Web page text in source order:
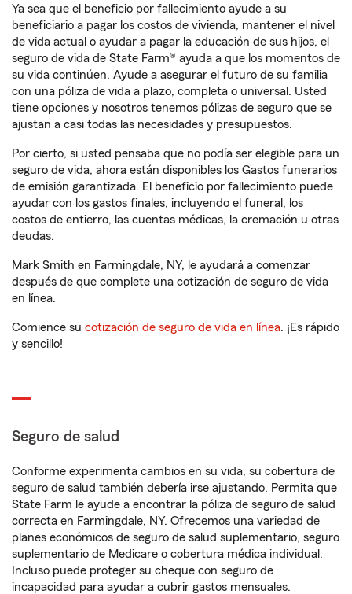
Ya sea que el beneficio por fallecimiento ayude a su
beneficiario a pagar los costos de vivienda, mantener el nivel
de vida actual o ayudar a pagar la educación de sus hijos, el
seguro de vida de State Farm® ayuda a que los momentos de
su vida continúen. Ayude a asegurar el futuro de su familia
con una póliza de vida a plazo, completa o universal. Usted
tiene opciones y nosotros tenemos pólizas de seguro que se
ajustan a casi todas las necesidades y presupuestos.
Por cierto, si usted pensaba que no podía ser elegible para un
seguro de vida, ahora están disponibles los Gastos funerarios
de emisión garantizada. El beneficio por fallecimiento puede
ayudar con los gastos finales, incluyendo el funeral, los
costos de entierro, las cuentas médicas, la cremación u otras
deudas.
Mark Smith en Farmingdale, NY, le ayudará a comenzar
después de que complete una cotización de seguro de vida
en línea.
Comience su cotización de seguro de vida en línea. ¡Es rápido
y sencillo!
Seguro de salud
Conforme experimenta cambios en su vida, su cobertura de
seguro de salud también debería irse ajustando. Permita que
State Farm le ayude a encontrar la póliza de seguro de salud
correcta en Farmingdale, NY. Ofrecemos una variedad de
planes económicos de seguro de salud suplementario, seguro
suplementario de Medicare o cobertura médica individual.
Incluso puede proteger su cheque con seguro de
incapacidad para ayudar a cubrir gastos mensuales.